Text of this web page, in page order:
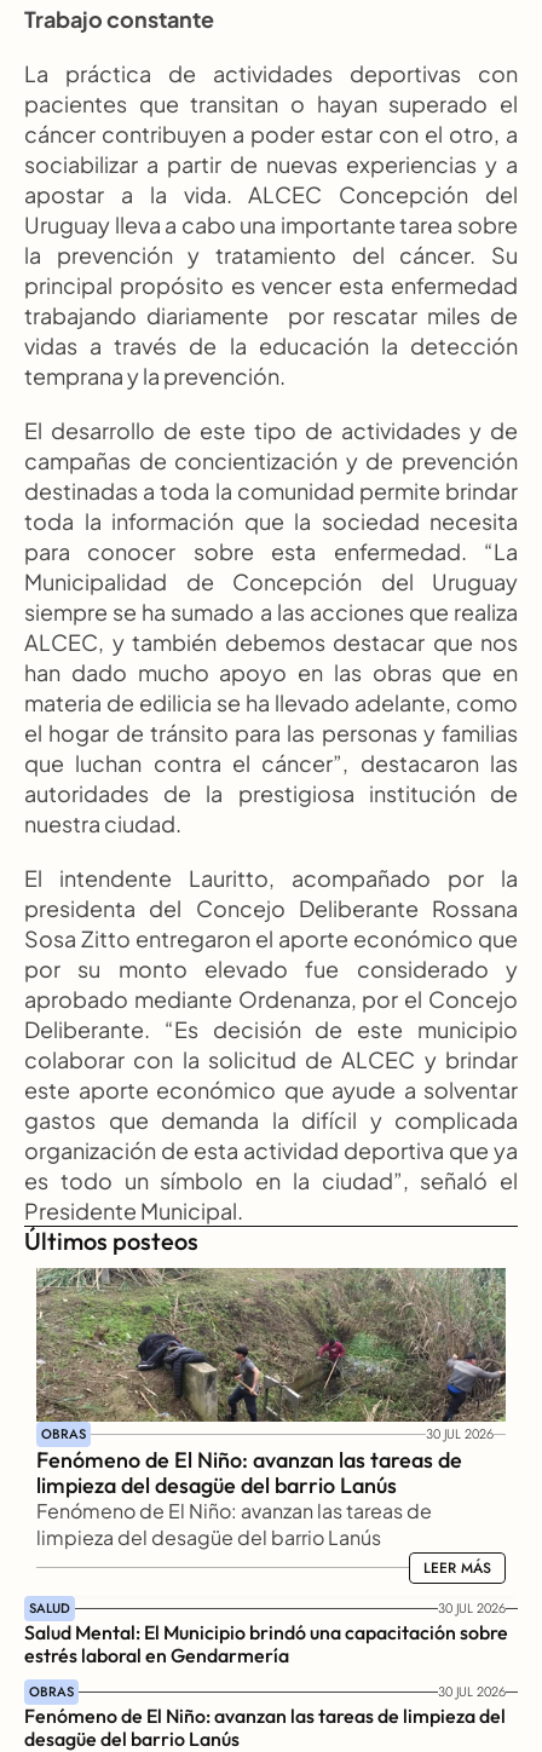
Trabajo constante
La práctica de actividades deportivas con
pacientes que transitan o hayan superado el
cáncer contribuyen a poder estar con el otro, a
sociabilizar a partir de nuevas experiencias y a
apostar a la vida. ALCEC Concepción del
Uruguay lleva a cabo una importante tarea sobre
la prevención y tratamiento del cáncer. Su
principal propósito es vencer esta enfermedad
trabajando diariamente  por rescatar miles de
vidas a través de la educación la detección
temprana y la prevención.
El desarrollo de este tipo de actividades y de
campañas de concientización y de prevención
destinadas a toda la comunidad permite brindar
toda la información que la sociedad necesita
para conocer sobre esta enfermedad. “La
Municipalidad de Concepción del Uruguay
siempre se ha sumado a las acciones que realiza
ALCEC, y también debemos destacar que nos
han dado mucho apoyo en las obras que en
materia de edilicia se ha llevado adelante, como
el hogar de tránsito para las personas y familias
que luchan contra el cáncer”, destacaron las
autoridades de la prestigiosa institución de
nuestra ciudad.
El intendente Lauritto, acompañado por la
presidenta del Concejo Deliberante Rossana
Sosa Zitto entregaron el aporte económico que
por su monto elevado fue considerado y
aprobado mediante Ordenanza, por el Concejo
Deliberante. “Es decisión de este municipio
colaborar con la solicitud de ALCEC y brindar
este aporte económico que ayude a solventar
gastos que demanda la difícil y complicada
organización de esta actividad deportiva que ya
es todo un símbolo en la ciudad”, señaló el
Presidente Municipal.
Últimos posteos
OBRAS 30 JUL 2026
Fenómeno de El Niño: avanzan las tareas de
limpieza del desagüe del barrio Lanús
Fenómeno de El Niño: avanzan las tareas de
limpieza del desagüe del barrio Lanús
LEER MÁS
LEER MÁS
SALUD 30 JUL 2026
Salud Mental: El Municipio brindó una capacitación sobre
estrés laboral en Gendarmería
OBRAS 30 JUL 2026
Fenómeno de El Niño: avanzan las tareas de limpieza del
desagüe del barrio Lanús